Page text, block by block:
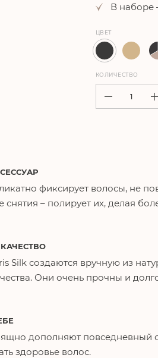
В наборе
ЦВЕТ
КОЛИЧЕСТВО
фиксирует волосы, не
снятия – полирует их, делая
Silk создаются вручную из
Они очень прочны и
дополняют повседневный
здоровье волос.